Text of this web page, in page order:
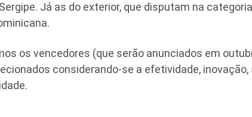
Já as do exterior, que disputam na
os vencedores (que serão anunciados em
considerando-se a efetividade,